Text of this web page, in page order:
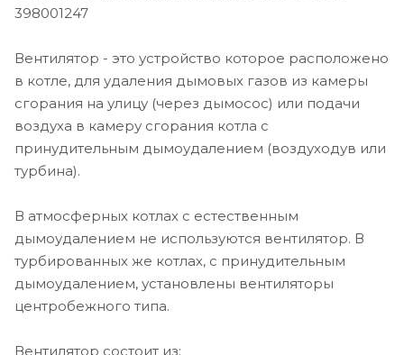
398001247
Вентилятор - это устройство которое расположено
в котле, для удаления дымовых газов из камеры
сгорания на улицу (через дымосос) или подачи
воздуха в камеру сгорания котла с
принудительным дымоудалением (воздуходув или
турбина).
В атмосферных котлах с естественным
дымоудалением не используются вентилятор. В
турбированных же котлах, с принудительным
дымоудалением, установлены вентиляторы
центробежного типа.
Вентилятор состоит из: